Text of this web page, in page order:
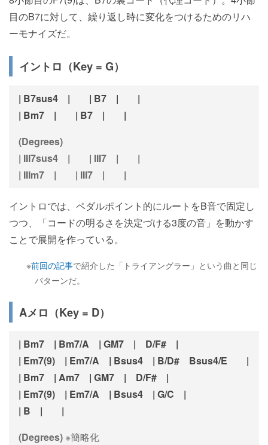
目のB7に対して、繰り返し時に変化をつけるためのリハ
ーモナイズだ。
イントロ（Key = G）
| B7sus4 | | B7 | |
| Bm7 | | B7 | |
(Degrees)
| III7sus4 | | III7 | |
| IIIm7 | | III7 | |
イントロでは、ペダルポイント的にルートをB音で固定し
つつ、「コードの明るさを決定づける3度の音」を動かす
ことで展開を作っている。
※前回の記事で紹介した「トライアングラー」という曲と同じ
パターンだ。
Aメロ（Key = D）
| Bm7 | Bm7/A | GM7 | D/F# |
| Em7(9) | Em7/A | Bsus4 | B/D# Bsus4/E |
| Bm7 | Am7 | GM7 | D/F# |
| Em7(9) | Em7/A | Bsus4 | G/C |
| B | |
(Degrees) ※簡略化